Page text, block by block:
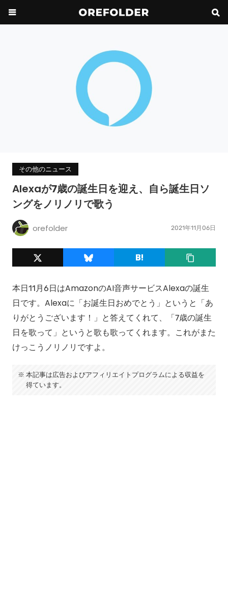
その他のニュース
Alexaが7歳の誕生日を迎え、自ら誕生日ソ
ングをノリノリで歌う
orefolder 2021年11月06日
本日11月6日はAmazonのAI音声サービスAlexaの誕生
日です。Alexaに「お誕生日おめでとう」というと「あ
りがとうございます！」と答えてくれて、「7歳の誕生
日を歌って」というと歌も歌ってくれます。これがまた
けっこうノリノリですよ。
本記事は広告およびアフィリエイトプログラムによる収益を
得ています。